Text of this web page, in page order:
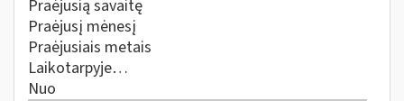
Praėjusią savaitę
Praėjusį mėnesį
Praėjusiais metais
Laikotarpyje…
Nuo